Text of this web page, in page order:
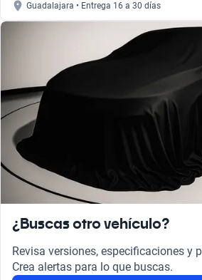
Guadalajara • Entrega 16 a 30 días
¿Buscas otro vehículo?
Revisa versiones, especificaciones y
Crea alertas para lo que buscas.